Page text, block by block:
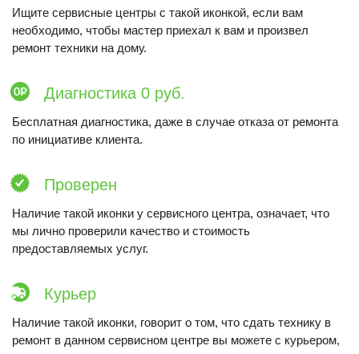
Ищите сервисные центры с такой иконкой, если вам
необходимо, чтобы мастер приехал к вам и произвел
ремонт техники на дому.
Диагностика 0 руб.
Бесплатная диагностика, даже в случае отказа от ремонта
по инициативе клиента.
Проверен
Наличие такой иконки у сервисного центра, означает, что
мы лично проверили качество и стоимость
предоставляемых услуг.
Курьер
Наличие такой иконки, говорит о том, что сдать технику в
ремонт в данном сервисном центре вы можете с курьером,